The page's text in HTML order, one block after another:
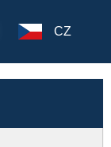
CZ
denne od